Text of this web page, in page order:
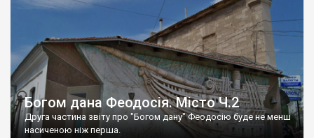
Богом дана Феодосія. Місто Ч.2
Друга частина звіту про "Богом дану" Феодосію буде не менш
насиченою ніж перша.